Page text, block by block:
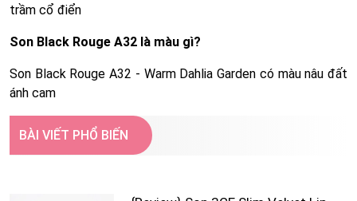
trầm cổ điển
Son Black Rouge A32 là màu gì?
Son Black Rouge A32 - Warm Dahlia Garden có màu nâu đất
ánh cam
BÀI VIẾT PHỔ BIẾN